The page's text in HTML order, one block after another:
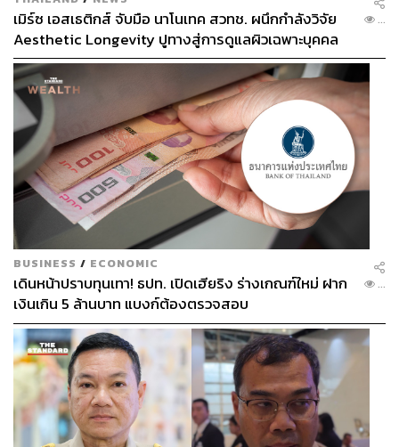
เมิร์ซ เอสเธติกส์ จับมือ นาโนเทค สวทช. ผนึกกำลังวิจัย
Aesthetic Longevity ปูทางสู่การดูแลผิวเฉพาะบุคคล
[PR NEWS]
...
BUSINESS / ECONOMIC
เดินหน้าปราบทุนเทา! ธปท. เปิดเฮียริง ร่างเกณฑ์ใหม่ ฝาก
เงินเกิน 5 ล้านบาท แบงก์ต้องตรวจสอบ
...